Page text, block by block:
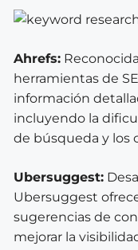
Ahrefs:
herramientas de
información
incluyendo la
de búsqueda y los
Ubersuggest:
Ubersuggest
sugerencias de
mejorar la